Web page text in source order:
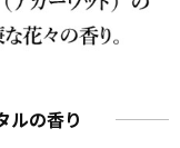
ルの香り